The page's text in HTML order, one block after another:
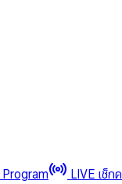
LIVE เช็ก